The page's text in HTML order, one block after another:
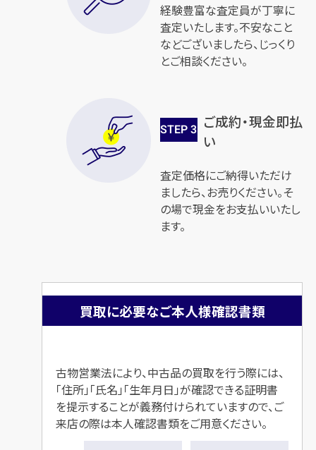
経験豊富な査定員が丁寧に
査定いたします。不安なこと
などございましたら、じっくり
とご相談ください。
STEP3 ご成約・現金即払
い
査定価格にご納得いただけ
ましたら、お売りください。そ
の場で現金をお支払いいたし
ます。
買取に必要なご本人様確認書類
古物営業法により、中古品の買取を行う際には、
「住所」「氏名」「生年月日」が確認できる証明書
を提示することが義務付けられていますので、ご
来店の際は本人確認書類をご用意ください。